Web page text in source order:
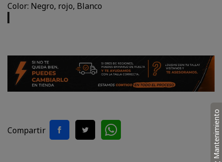
Color: Negro, rojo, Blanco
rojo,
Compartir Mantenimiento